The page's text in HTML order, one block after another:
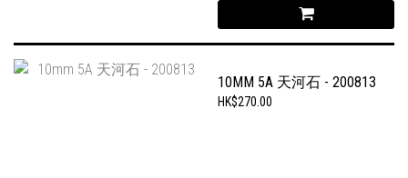
10MM 5A 天河石 - 200813
HK$270.00